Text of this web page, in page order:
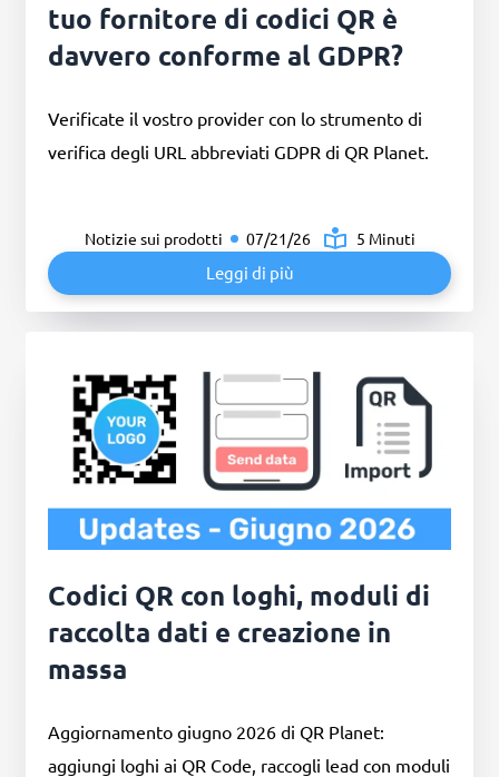
tuo fornitore di codici QR è
davvero conforme al GDPR?
Verificate il vostro provider con lo strumento di
verifica degli URL abbreviati GDPR di QR Planet.
Notizie sui prodotti 07/21/26 5 Minuti
Leggi di più
Codici QR con loghi, moduli di
raccolta dati e creazione in
massa
Aggiornamento giugno 2026 di QR Planet:
aggiungi loghi ai QR Code, raccogli lead con moduli